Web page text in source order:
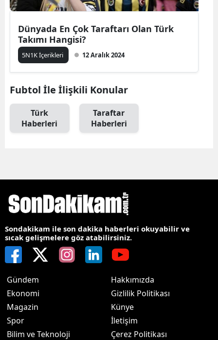
Dünyada En Çok Taraftarı Olan Türk
Takımı Hangisi?
5N1K İçerikleri 12 Aralık 2024
Fubtol İle İlişkili Konular
Türk
Haberleri
Taraftar
Haberleri
Sondakikam ile son dakika haberleri okuyabilir ve
sıcak gelişmelere göz atabilirsiniz.
Gündem
Ekonomi
Magazin
Spor
Bilim ve Teknoloji
Hakkımızda
Gizlilik Politikası
Künye
İletişim
Çerez Politikası